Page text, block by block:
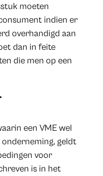
moeten
indien er
overhandigd aan
dan in feite
die men op een
een VME wel
geldt
voor
is in het